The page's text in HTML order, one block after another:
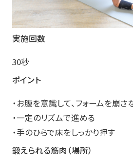
実施回数
30秒
ポイント
・お腹を意識して、フォームを崩さ
・一定のリズムで進める
・手のひらで床をしっかり押す
鍛えられる筋肉（場所）